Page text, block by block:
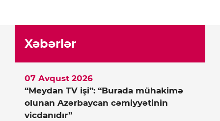
Xəbərlər
“Meydan TV işi”: “Burada mühakimə
olunan Azərbaycan cəmiyyətinin
vicdanıdır”
07 Avqust 2026